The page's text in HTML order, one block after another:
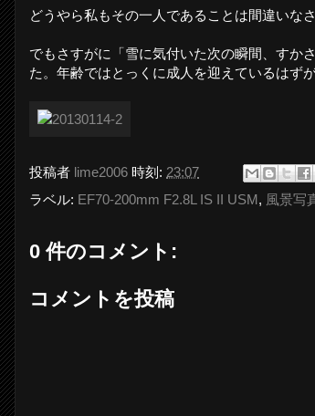
どうやら私もその一人であることは間違いなさ
でもさすがに「雪に気付いた次の瞬間、すか
た。年齢ではとっくに成人を迎えているはず
投稿者 lime2006 時刻: 23:07
ラベル: EF70-200mm F2.8L IS II USM, 風景写
0 件のコメント:
コメントを投稿